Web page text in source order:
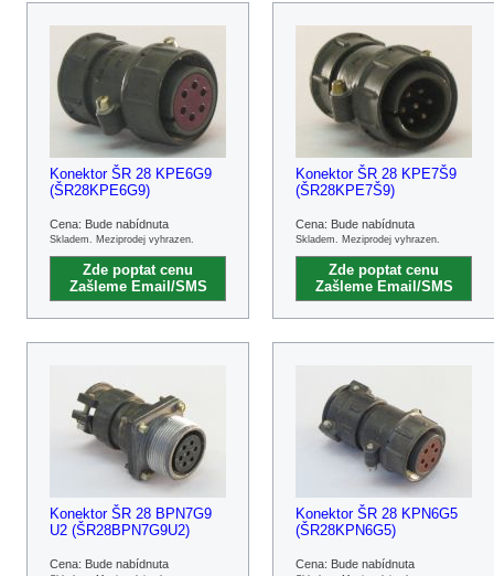
Konektor ŠR 28 KPE6G9
(ŠR28KPE6G9)
Cena: Bude nabídnuta
Skladem. Meziprodej vyhrazen.
Zde poptat cenu
Zašleme Email/SMS
Konektor ŠR 28 KPE7Š9
(ŠR28KPE7Š9)
Cena: Bude nabídnuta
Skladem. Meziprodej vyhrazen.
Zde poptat cenu
Zašleme Email/SMS
Konektor ŠR 28 BPN7G9
U2 (ŠR28BPN7G9U2)
Cena: Bude nabídnuta
Konektor ŠR 28 KPN6G5
(ŠR28KPN6G5)
Cena: Bude nabídnuta